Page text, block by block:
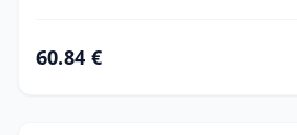
60.84 €